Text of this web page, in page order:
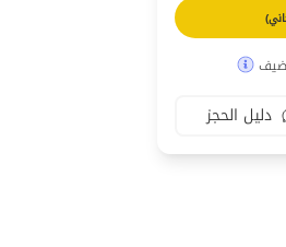
دليل الحجز